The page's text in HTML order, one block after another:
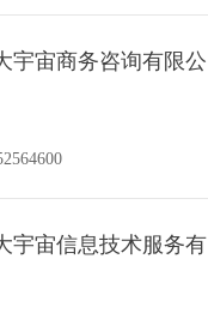
宇宙商务咨询有限公
宇宙信息技术服务有